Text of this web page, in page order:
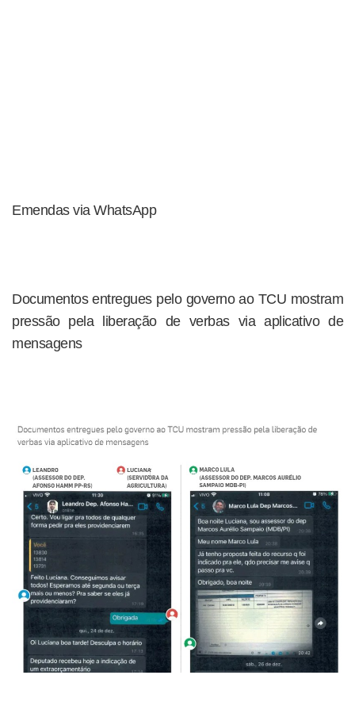
Emendas via WhatsApp
Documentos entregues pelo governo ao TCU mostram
pressão pela liberação de verbas via aplicativo de
mensagens